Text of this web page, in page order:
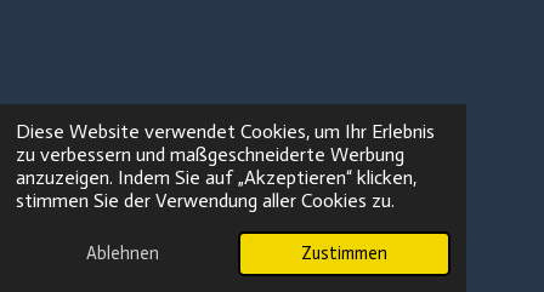
Diese Website verwendet Cookies, um Ihr Erlebnis
zu verbessern und maßgeschneiderte Werbung
anzuzeigen. Indem Sie auf „Akzeptieren“ klicken,
stimmen Sie der Verwendung aller Cookies zu.
Ablehnen Zustimmen